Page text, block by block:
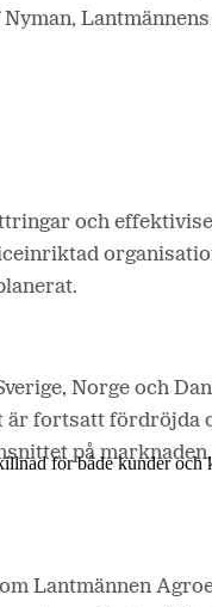
för både kunder och
och
Norge och
fortsatt fördröjda
på
Lantmännen